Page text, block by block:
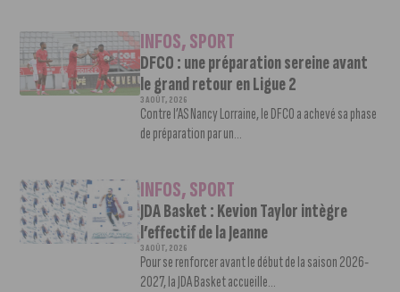
INFOS,SPORT
DFCO : une préparation sereine avant
le grand retour en Ligue 2
3 AOÛT, 2026
Contre l’AS Nancy Lorraine, le DFCO a achevé sa phase
de préparation par un...
INFOS,SPORT
JDA Basket : Kevion Taylor intègre
l’effectif de la Jeanne
3 AOÛT, 2026
Pour se renforcer avant le début de la saison 2026-
2027, la JDA Basket accueille...